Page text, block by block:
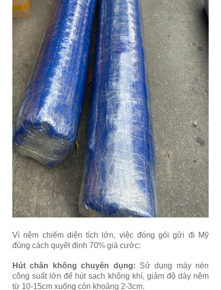
Vì nệm chiếm diện tích lớn, việc đóng gói gửi đi Mỹ
đúng cách quyết định 70% giá cước:
Hút chân không chuyên dụng: Sử dụng máy nén
công suất lớn để hút sạch không khí, giảm độ dày nệm
từ 10-15cm xuống còn khoảng 2-3cm.